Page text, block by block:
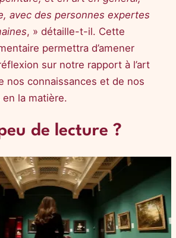
avec des personnes expertes
, » détaille-t-il. Cette
permettra d’amener
sur notre rapport à l’art
nos connaissances et de nos
la matière.
de lecture ?